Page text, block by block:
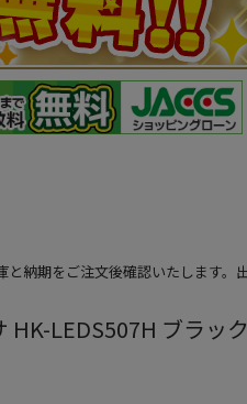
納期をご注文後確認いたします。
LEDS507H ブラック